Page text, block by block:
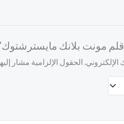
مونت بلانك
الحقول الإلزامية مشار